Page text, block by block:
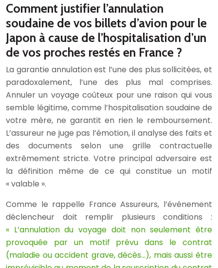
Comment justifier l’annulation
soudaine de vos billets d’avion pour le
Japon à cause de l’hospitalisation d’un
de vos proches restés en France ?
La garantie annulation est l’une des plus sollicitées, et
paradoxalement, l’une des plus mal comprises.
Annuler un voyage coûteux pour une raison qui vous
semble légitime, comme l’hospitalisation soudaine de
votre mère, ne garantit en rien le remboursement.
L’assureur ne juge pas l’émotion, il analyse des faits et
des documents selon une grille contractuelle
extrêmement stricte. Votre principal adversaire est
la définition même de ce qui constitue un motif
« valable ».
Comme le rappelle France Assureurs, l’événement
déclencheur doit remplir plusieurs conditions :
« L’annulation du voyage doit non seulement être
provoquée par un motif prévu dans le contrat
(maladie ou accident grave, décès…), mais aussi être